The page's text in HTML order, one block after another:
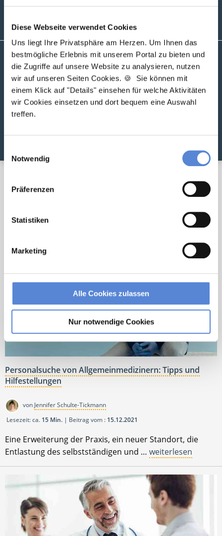
Diese Webseite verwendet Cookies
Uns liegt Ihre Privatsphäre am Herzen. Um Ihnen das
bestmögliche Erlebnis mit unserem Portal zu bieten und
die Zugriffe auf unsere Website zu analysieren, nutzen
wir auf unseren Seiten Cookies. 🍪 Sie können mit
einem Klick auf "Details" einsehen für welche Aktivitäten
wir Cookies einsetzen und dort bequem eine Auswahl
treffen.
Notwendig
Präferenzen
Statistiken
Marketing
Alle Cookies zulassen
Nur notwendige Cookies
Personalsuche für Praxen
Sie haben offene Stellenangebote in Ihrer Praxis? Finden
Sie bei uns den passenden Hausarzt für Ihre Praxis.
Personalsuche von Allgemeinmedizinern: Tipps und
Hilfestellungen
vonJennifer Schulte-Tickmann
Lesezeit: ca. 15 Min. | Beitrag vom : 15.12.2021
Eine Erweiterung der Praxis, ein neuer Standort, die
Entlastung des selbstständigen und … weiterlesen